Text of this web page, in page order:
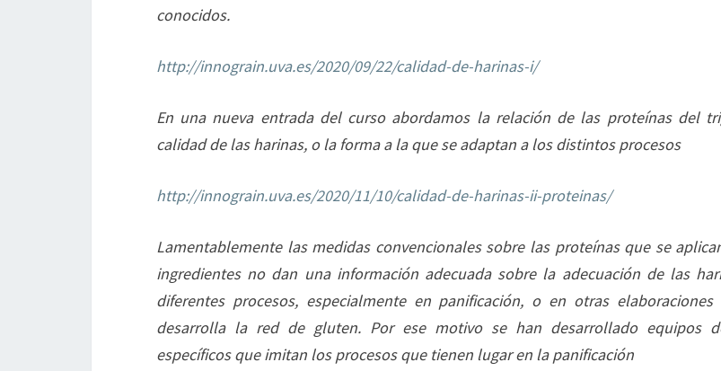
conocidos.
http://innograin.uva.es/2020/09/22/calidad-de-harinas-i/
En una nueva entrada del curso abordamos la relación de las proteínas del
calidad de las harinas, o la forma a la que se adaptan a los distintos procesos
http://innograin.uva.es/2020/11/10/calidad-de-harinas-ii-proteinas/
Lamentablemente las medidas convencionales sobre las proteínas que se
ingredientes no dan una información adecuada sobre la adecuación de las
diferentes procesos, especialmente en panificación, o en otras
desarrolla la red de gluten. Por ese motivo se han desarrollado equipos
específicos que imitan los procesos que tienen lugar en la panificación